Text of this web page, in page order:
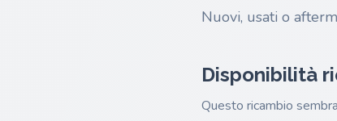
Nuovi, usati o
Disponibilità
Questo ricambio